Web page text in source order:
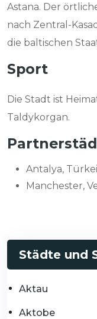
Astana. Der
nach Zentral-
die baltischen
Sport
Die Stadt ist
Taldykorgan.
Antalya, Türkei
Manchester,
Städte und
Aktau
Aktobe